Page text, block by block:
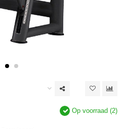
Op voorraad (2)